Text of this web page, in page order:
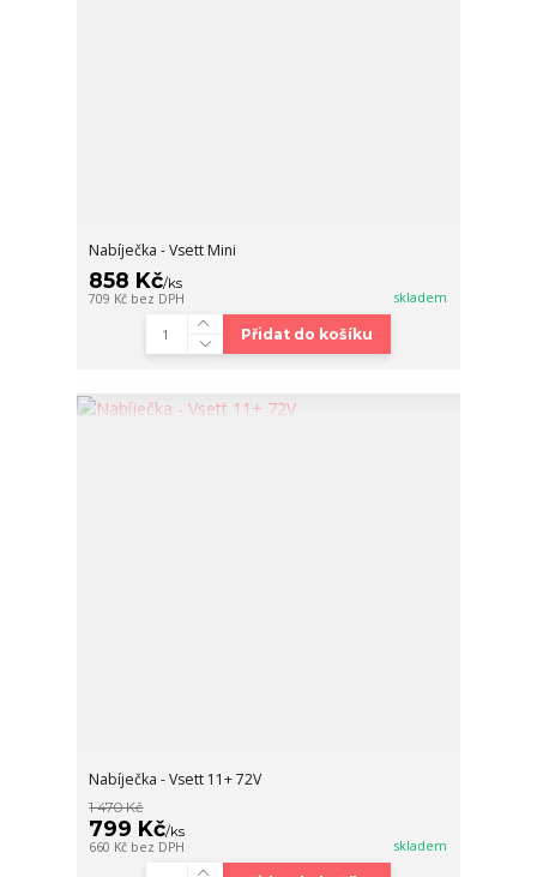
Nabíječka - Vsett Mini
858 Kč/ks
709 Kč bez DPH skladem
Přidat do košíku
Nabíječka - Vsett 11+ 72V
1 470 Kč
799 Kč/ks
660 Kč bez DPH skladem